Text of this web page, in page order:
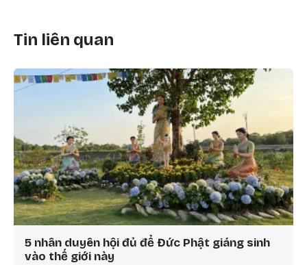
Tin liên quan
5 nhân duyên hội đủ để Đức Phật giáng sinh
vào thế giới này